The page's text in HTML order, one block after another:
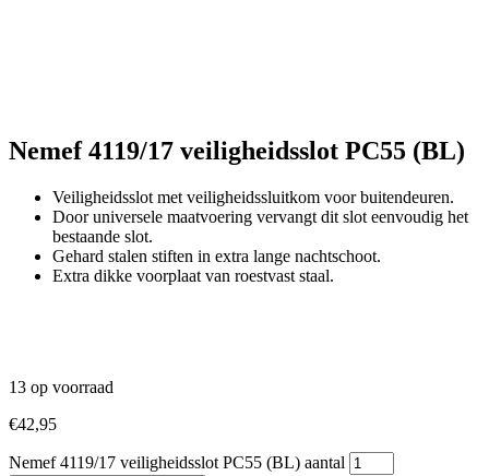
Nemef 4119/17 veiligheidsslot PC55 (BL)
Veiligheidsslot met veiligheidssluitkom voor buitendeuren.
Door universele maatvoering vervangt dit slot eenvoudig het
bestaande slot.
Gehard stalen stiften in extra lange nachtschoot.
Extra dikke voorplaat van roestvast staal.
13 op voorraad
€42,95
Nemef 4119/17 veiligheidsslot PC55 (BL) aantal